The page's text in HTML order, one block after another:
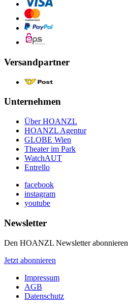
Versandpartner
Unternehmen
Über HOANZL
HOANZL Agentur
GLOBE Wien
Theater im Park
WatchAUT
Entrello
facebook
instagram
youtube
Newsletter
Den HOANZL Newsletter abonnieren
Jetzt abonnieren
Impressum
AGB
Datenschutz